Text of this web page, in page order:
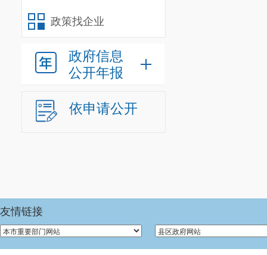
政策找企业
政府信息
公开年报
依申请公开
友情链接